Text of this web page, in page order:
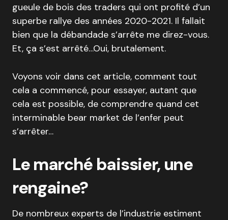
gueule de bois des traders qui ont profité d’un
superbe rallye des années 2020-2021. Il fallait
bien que la débandade s’arrête me direz-vous.
Et, ça s’est arrêté…Oui, brutalement.
Voyons voir dans cet article, comment tout
cela a commencé, pour essayer, autant que
cela est possible, de comprendre quand cet
interminable bear market de l’enfer peut
s’arrêter…
Le marché baissier, une
rengaine?
De nombreux experts de l’industrie estiment